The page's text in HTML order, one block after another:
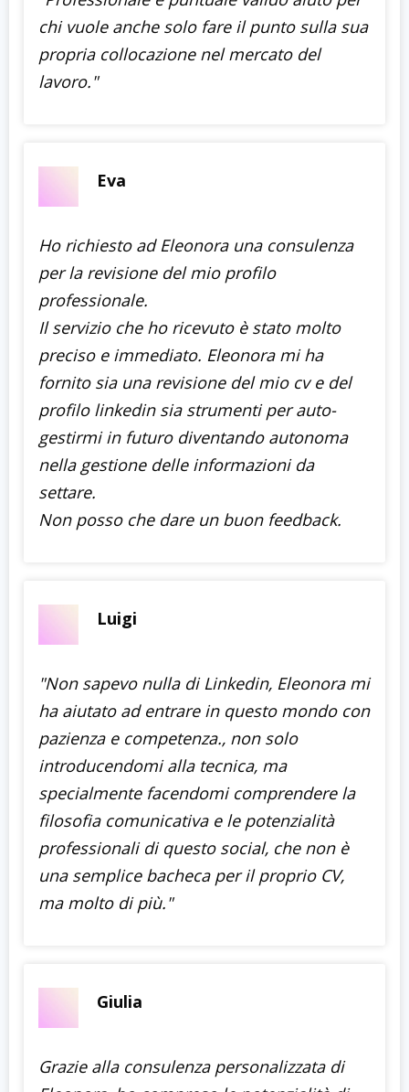
chi vuole anche solo fare il punto sulla sua
propria collocazione nel mercato del
lavoro."
Eva
Ho richiesto ad Eleonora una consulenza
per la revisione del mio profilo
professionale.
Il servizio che ho ricevuto è stato molto
preciso e immediato. Eleonora mi ha
fornito sia una revisione del mio cv e del
profilo linkedin sia strumenti per auto-
gestirmi in futuro diventando autonoma
nella gestione delle informazioni da
settare.
Non posso che dare un buon feedback.
Luigi
"Non sapevo nulla di Linkedin, Eleonora mi
ha aiutato ad entrare in questo mondo con
pazienza e competenza., non solo
introducendomi alla tecnica, ma
specialmente facendomi comprendere la
filosofia comunicativa e le potenzialità
professionali di questo social, che non è
una semplice bacheca per il proprio CV,
ma molto di più."
Giulia
Grazie alla consulenza personalizzata di